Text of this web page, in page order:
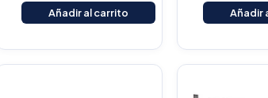
Añadir al carrito Añadir